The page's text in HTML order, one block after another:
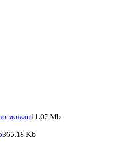
мовою11.07 Mb
365.18 Kb